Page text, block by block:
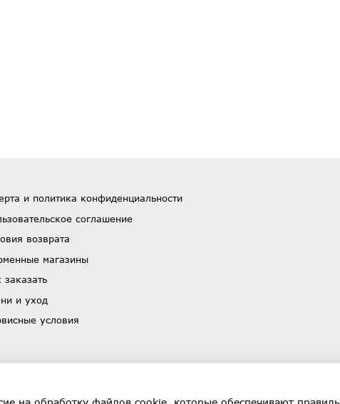
и политика конфиденциальности
соглашение
возврата
магазины
заказать
и уход
условия